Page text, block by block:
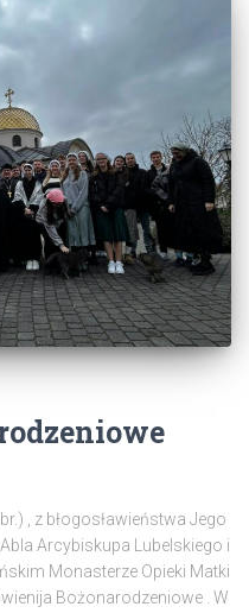
, z błogosławieństwa Jego
Arcybiskupa Lubelskiego i
Monasterze Opieki Matki
Bożonarodzeniowe . W